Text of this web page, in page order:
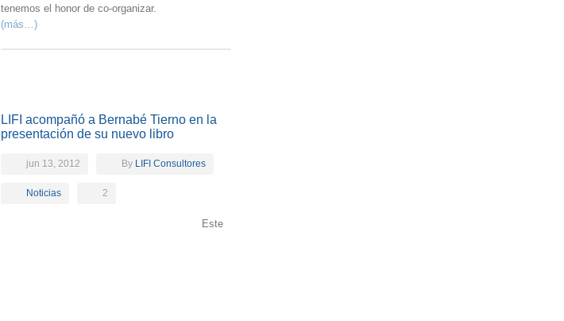
tenemos el honor de co-organizar.
(más…)
LIFI acompañó a Bernabé Tierno en la
presentación de su nuevo libro
jun 13, 2012 By LIFI Consultores
Noticias 2
Este